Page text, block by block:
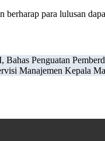
para lulusan
Penguatan
Manajemen Kepala